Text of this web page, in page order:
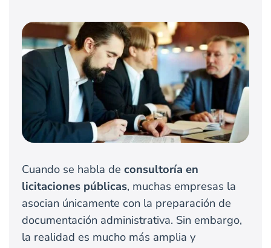
Cuando se habla de consultoría en
licitaciones públicas, muchas empresas la
asocian únicamente con la preparación de
documentación administrativa. Sin embargo,
la realidad es mucho más amplia y